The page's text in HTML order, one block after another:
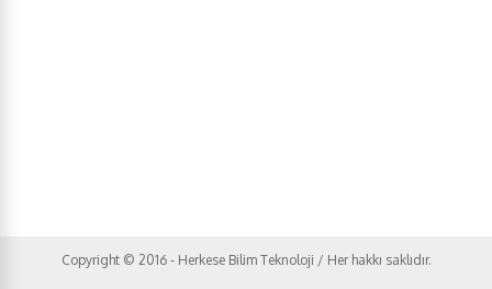
Copyright © 2016 - Herkese Bilim Teknoloji / Her hakkı saklıdır.